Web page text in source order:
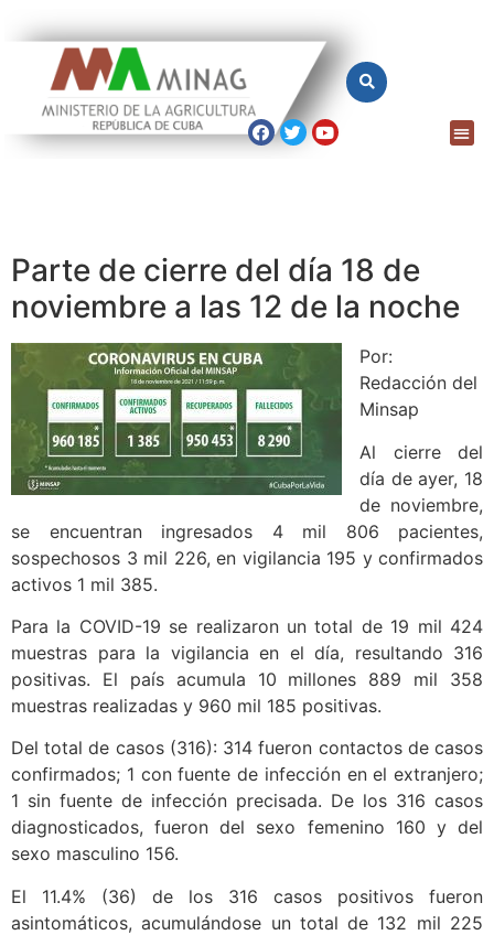
Parte de cierre del día 18 de
noviembre a las 12 de la noche
Por:
Redacción del
Minsap
Al cierre del
día de ayer, 18
de noviembre,
se encuentran ingresados 4 mil 806 pacientes,
sospechosos 3 mil 226, en vigilancia 195 y confirmados
activos 1 mil 385.
Para la COVID-19 se realizaron un total de 19 mil 424
muestras para la vigilancia en el día, resultando 316
positivas. El país acumula 10 millones 889 mil 358
muestras realizadas y 960 mil 185 positivas.
Del total de casos (316): 314 fueron contactos de casos
confirmados; 1 con fuente de infección en el extranjero;
1 sin fuente de infección precisada. De los 316 casos
diagnosticados, fueron del sexo femenino 160 y del
sexo masculino 156.
El 11.4% (36) de los 316 casos positivos fueron
asintomáticos, acumulándose un total de 132 mil 225